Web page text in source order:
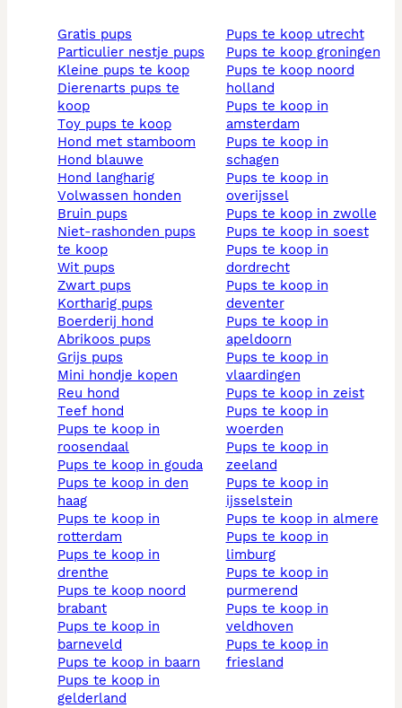
gratis pups
particulier nestje pups
kleine pups te koop
dierenarts pups te
koop
toy pups te koop
hond met stamboom
hond blauwe
hond langharig
volwassen honden
bruin pups
niet-rashonden pups
te koop
wit pups
zwart pups
kortharig pups
boerderij hond
abrikoos pups
grijs pups
mini hondje kopen
reu hond
teef hond
pups te koop in
roosendaal
pups te koop in gouda
pups te koop in den
haag
pups te koop in
rotterdam
pups te koop in
drenthe
pups te koop noord
brabant
pups te koop in
barneveld
pups te koop in baarn
pups te koop in
gelderland
pups te koop utrecht
pups te koop groningen
pups te koop noord
holland
pups te koop in
amsterdam
pups te koop in
schagen
pups te koop in
overijssel
pups te koop in zwolle
pups te koop in soest
pups te koop in
dordrecht
pups te koop in
deventer
pups te koop in
apeldoorn
pups te koop in
vlaardingen
pups te koop in zeist
pups te koop in
woerden
pups te koop in
zeeland
pups te koop in
ijsselstein
pups te koop in almere
pups te koop in
limburg
pups te koop in
purmerend
pups te koop in
veldhoven
pups te koop in
friesland